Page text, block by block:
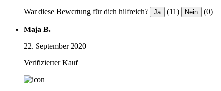
War diese Bewertung für dich hilfreich? Ja (11) Nein (0)
Maja B.
22. September 2020
Verifizierter Kauf